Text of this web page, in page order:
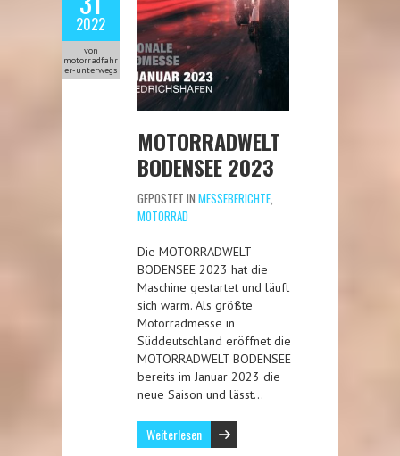
2022
von
motorradfahr
er-unterwegs
MOTORRADWELT
BODENSEE 2023
GEPOSTET IN MESSEBERICHTE,
MOTORRAD
Die MOTORRADWELT
BODENSEE 2023 hat die
Maschine gestartet und läuft
sich warm. Als größte
Motorradmesse in
Süddeutschland eröffnet die
MOTORRADWELT BODENSEE
bereits im Januar 2023 die
neue Saison und lässt…
Weiterlesen